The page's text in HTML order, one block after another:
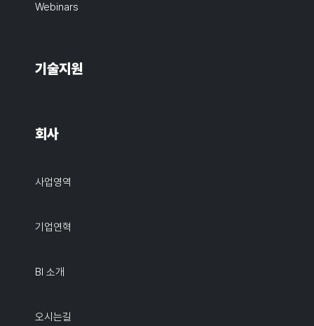
Webinars
기술지원
회사
사업영역
기업연혁
BI 소개
오시는길